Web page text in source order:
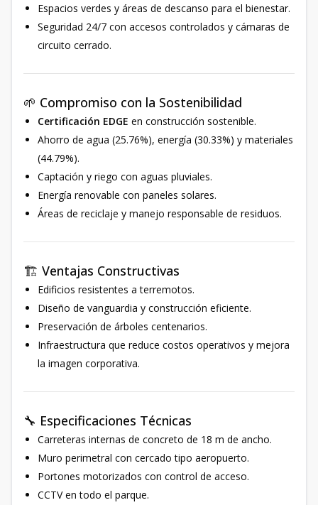
Espacios verdes y áreas de descanso para el bienestar.
Seguridad 24/7 con accesos controlados y cámaras de
circuito cerrado.
🌱 Compromiso con la Sostenibilidad
Certificación EDGE en construcción sostenible.
Ahorro de agua (25.76%), energía (30.33%) y materiales
(44.79%).
Captación y riego con aguas pluviales.
Energía renovable con paneles solares.
Áreas de reciclaje y manejo responsable de residuos.
🏗 Ventajas Constructivas
Edificios resistentes a terremotos.
Diseño de vanguardia y construcción eficiente.
Preservación de árboles centenarios.
Infraestructura que reduce costos operativos y mejora
la imagen corporativa.
🔧 Especificaciones Técnicas
Carreteras internas de concreto de 18 m de ancho.
Muro perimetral con cercado tipo aeropuerto.
Portones motorizados con control de acceso.
CCTV en todo el parque.